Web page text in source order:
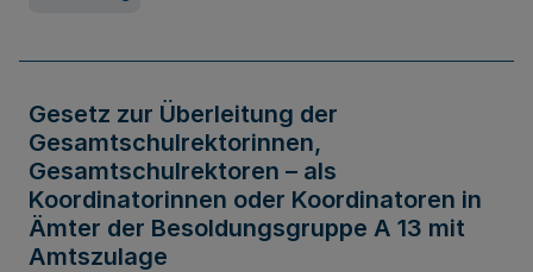
Gesetz zur Überleitung der
Gesamtschulrektorinnen,
Gesamtschulrektoren – als
Koordinatorinnen oder Koordinatoren in
Ämter der Besoldungsgruppe A 13 mit
Amtszulage